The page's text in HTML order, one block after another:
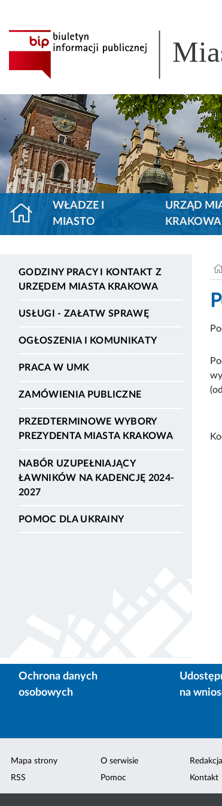
WŁADZE I
MIASTO
URZĄD
KRAKOWA
GODZINY PRACY I KONTAKT Z
URZĘDEM MIASTA KRAKOWA
USŁUGI - ZAŁATW SPRAWĘ
OGŁOSZENIA I KOMUNIKATY
PRACA W UMK
ZAMÓWIENIA PUBLICZNE
PRZEDTERMINOWE WYBORY
PREZYDENTA MIASTA KRAKOWA
NABÓR UZUPEŁNIAJĄCY
ŁAWNIKÓW NA KADENCJĘ 2024-
2027
POMOC DLA UKRAINY
Ochrona danych
osobowych
na
Mapa strony
RSS
O serwisie
Pomoc
Kontakt